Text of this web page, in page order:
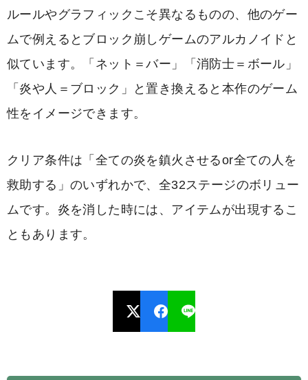
ルールやグラフィックこそ異なるものの、他のゲー
ムで例えるとブロック崩しゲームのアルカノイドと
似ています。「ネット＝バー」「消防士＝ボール」
「炎や人＝ブロック」と置き換えると本作のゲーム
性をイメージできます。
クリア条件は「全ての炎を鎮火させるor全ての人を
救助する」のいずれかで、全32ステージのボリュー
ムです。炎を消した時には、アイテムが出現するこ
ともあります。